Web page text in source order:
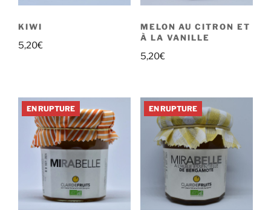
KIWI
5,20€
MELON AU CITRON ET
À LA VANILLE
5,20€
EN RUPTURE EN RUPTURE